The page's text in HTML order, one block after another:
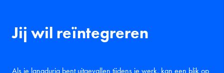
Jij wil reïntegreren
Als je langdurig bent uitgevallen tijdens je werk, kan een blik op